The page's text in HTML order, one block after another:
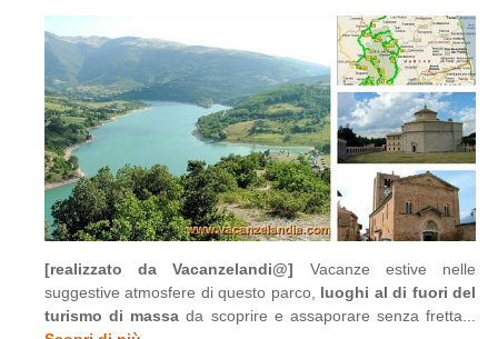
[realizzato da Vacanzelandi@] Vacanze estive nelle
suggestive atmosfere di questo parco, luoghi al di fuori del
turismo di massa da scoprire e assaporare senza fretta...